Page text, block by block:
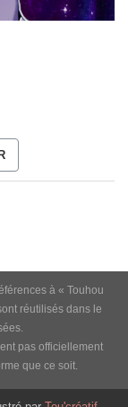
à « Touhou
réutilisés dans le
pas officiellement
que ce soit.
par Tou'créatif